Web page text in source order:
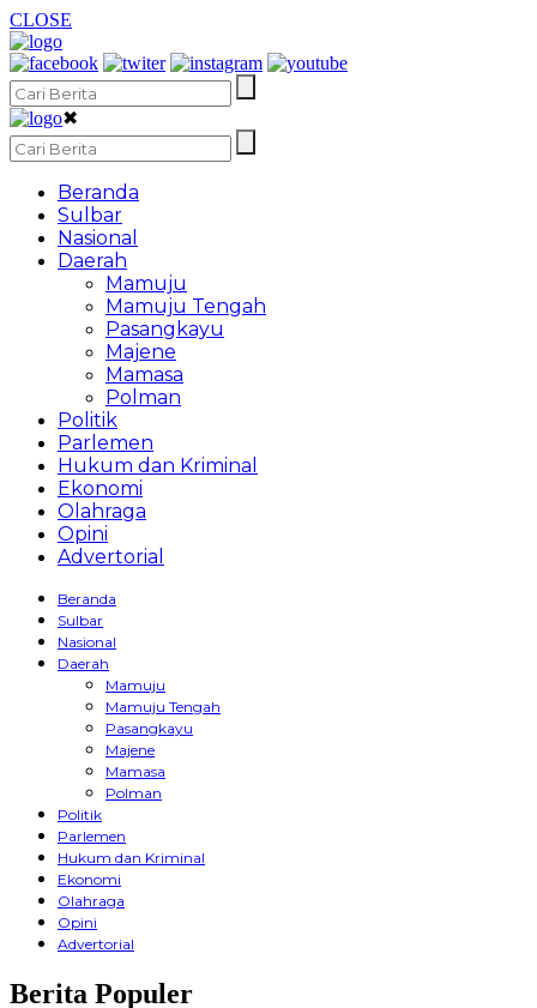
CLOSE
✖
Beranda
Sulbar
Nasional
Daerah
Mamuju
Mamuju Tengah
Pasangkayu
Majene
Mamasa
Polman
Politik
Parlemen
Hukum dan Kriminal
Ekonomi
Olahraga
Opini
Advertorial
Beranda
Sulbar
Nasional
Daerah
Mamuju
Mamuju Tengah
Pasangkayu
Majene
Mamasa
Polman
Politik
Parlemen
Hukum dan Kriminal
Ekonomi
Olahraga
Opini
Advertorial
Berita Populer